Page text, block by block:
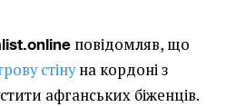
повідомляв, що
стінуна кордоні з
афганських біженців.